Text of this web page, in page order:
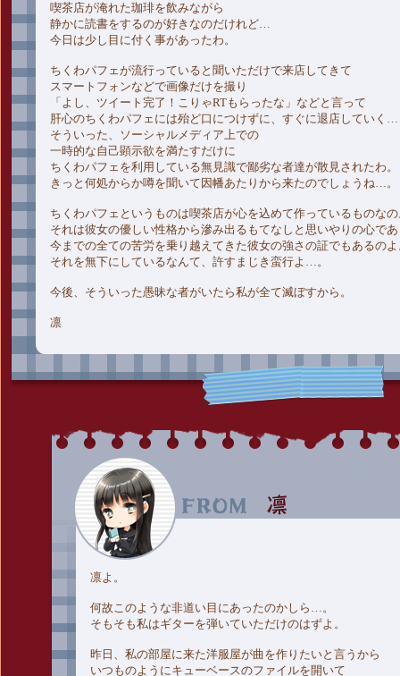
喫茶店が淹れた珈琲を飲みながら
静かに読書をするのが好きなのだけれど…
今日は少し目に付く事があったわ。
ちくわパフェが流行っていると聞いただけで来店してきて
スマートフォンなどで画像だけを撮り
「よし、ツイート完了！こりゃRTもらったな」などと言って
肝心のちくわパフェには殆ど口につけずに、すぐに退店していく…
そういった、ソーシャルメディア上での
一時的な自己顕示欲を満たすだけに
ちくわパフェを利用している無見識で鄙劣な者達が散見されたわ。
きっと何処からか噂を聞いて因幡あたりから来たのでしょうね…。
ちくわパフェというものは喫茶店が心を込めて作っているものな
それは彼女の優しい性格から滲み出るもてなしと思いやりの心で
今までの全ての苦労を乗り越えてきた彼女の強さの証でもあるの
それを無下にしているなんて、許すまじき蛮行よ…。
今後、そういった愚昧な者がいたら私が全て滅ぼすから。
凛
凛よ。
何故このような非道い目にあったのかしら…。
そもそも私はギターを弾いていただけのはずよ。
昨日、私の部屋に来た洋服屋が曲を作りたいと言うから
いつものようにキューベースのファイルを開いて